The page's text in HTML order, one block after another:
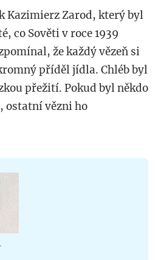
Kazimierz Zarod, který byl
co Sověti v roce 1939
že každý vězeň si
příděl jídla. Chléb byl
přežití. Pokud byl někdo
ostatní vězni ho